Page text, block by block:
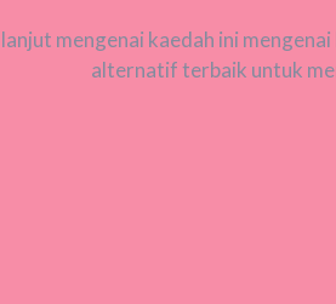
mengenai kaedah ini
alternatif terbaik untuk